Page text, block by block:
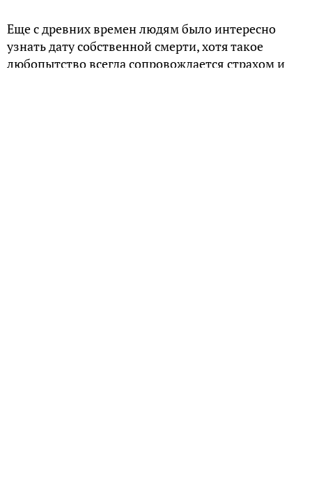
Еще с древних времен людям было интересно
узнать дату собственной смерти, хотя такое
любопытство всегда сопровождается страхом и